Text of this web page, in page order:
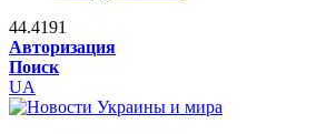
44.4191
Авторизация
Поиск
UA